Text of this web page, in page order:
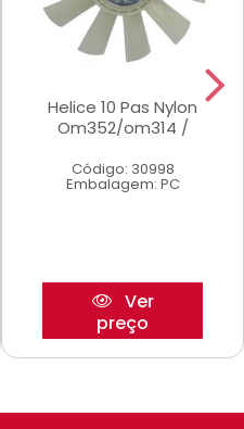
Helice 10 Pas Nylon
Om352/om314 /
Código: 30998
Embalagem: PC
Ver
preço